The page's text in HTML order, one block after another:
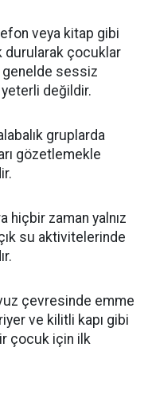
veya kitap gibi
durularak çocuklar
sessiz
değildir.
gruplarda
gözetlemekle
hiçbir zaman yalnız
su aktivitelerinde
çevresinde emme
ve kilitli kapı gibi
çocuk için ilk